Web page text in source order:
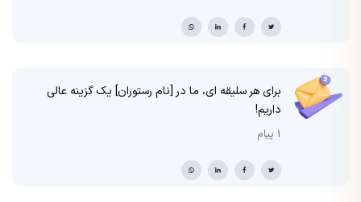
برای هر سلیقه ای، ما در [نام رستوران] یک گزینه عالی
داریم!
1 پیام